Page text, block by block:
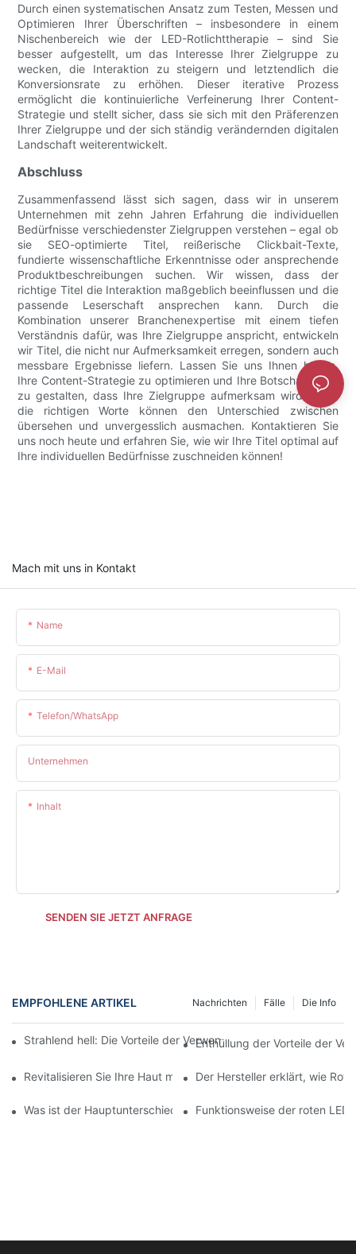
Durch einen systematischen Ansatz zum Testen, Messen und
Optimieren Ihrer Überschriften – insbesondere in einem
Nischenbereich wie der LED-Rotlichttherapie – sind Sie
besser aufgestellt, um das Interesse Ihrer Zielgruppe zu
wecken, die Interaktion zu steigern und letztendlich die
Konversionsrate zu erhöhen. Dieser iterative Prozess
ermöglicht die kontinuierliche Verfeinerung Ihrer Content-
Strategie und stellt sicher, dass sie sich mit den Präferenzen
Ihrer Zielgruppe und der sich ständig verändernden digitalen
Landschaft weiterentwickelt.
Abschluss
Zusammenfassend lässt sich sagen, dass wir in unserem
Unternehmen mit zehn Jahren Erfahrung die individuellen
Bedürfnisse verschiedenster Zielgruppen verstehen – egal ob
sie SEO-optimierte Titel, reißerische Clickbait-Texte,
fundierte wissenschaftliche Erkenntnisse oder ansprechende
Produktbeschreibungen suchen. Wir wissen, dass der
richtige Titel die Interaktion maßgeblich beeinflussen und die
passende Leserschaft ansprechen kann. Durch die
Kombination unserer Branchenexpertise mit einem tiefen
Verständnis dafür, was Ihre Zielgruppe anspricht, entwickeln
wir Titel, die nicht nur Aufmerksamkeit erregen, sondern auch
messbare Ergebnisse liefern. Lassen Sie uns Ihnen helfen,
Ihre Content-Strategie zu optimieren und Ihre Botschaften so
zu gestalten, dass Ihre Zielgruppe aufmerksam wird. Denn
die richtigen Worte können den Unterschied zwischen
übersehen und unvergesslich ausmachen. Kontaktieren Sie
uns noch heute und erfahren Sie, wie wir Ihre Titel optimal auf
Ihre individuellen Bedürfnisse zuschneiden können!
Mach mit uns in Kontakt
Name
E-Mail
Telefon/WhatsApp
Unternehmen
Inhalt
SENDEN SIE JETZT ANFRAGE
EMPFOHLENE ARTIKEL Die Info
Fälle
Nachrichten
Strahlend hell: Die Vorteile der Verwendung eines LED-
Enthüllung der Vorteile der
Revitalisieren Sie Ihre Haut mit einem LED-Rotlichttherapie-
Der Hersteller erklärt, wie
Was ist der Hauptunterschied zwischen Infrarot- und LED-
Funktionsweise der roten